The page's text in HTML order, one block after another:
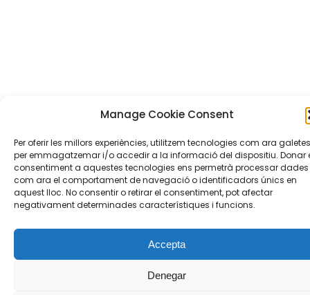
Manage Cookie Consent
Per oferir les millors experiències, utilitzem tecnologies com ara galetes
per emmagatzemar i/o accedir a la informació del dispositiu. Donar
consentiment a aquestes tecnologies ens permetrà processar dades
com ara el comportament de navegació o identificadors únics en
aquest lloc. No consentir o retirar el consentiment, pot afectar
negativament determinades característiques i funcions.
Accepta
Denegar